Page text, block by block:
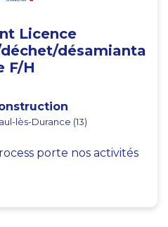
Licence
désamianta
F/H
lès-Durance (13)
porte nos activités